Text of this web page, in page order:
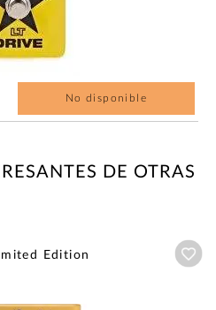
No disponible
DE OTRAS
Edition